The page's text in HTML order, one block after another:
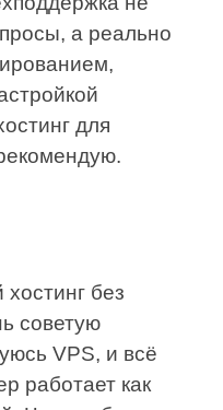
а реально
для
без
советую
VPS, и всё
работает как